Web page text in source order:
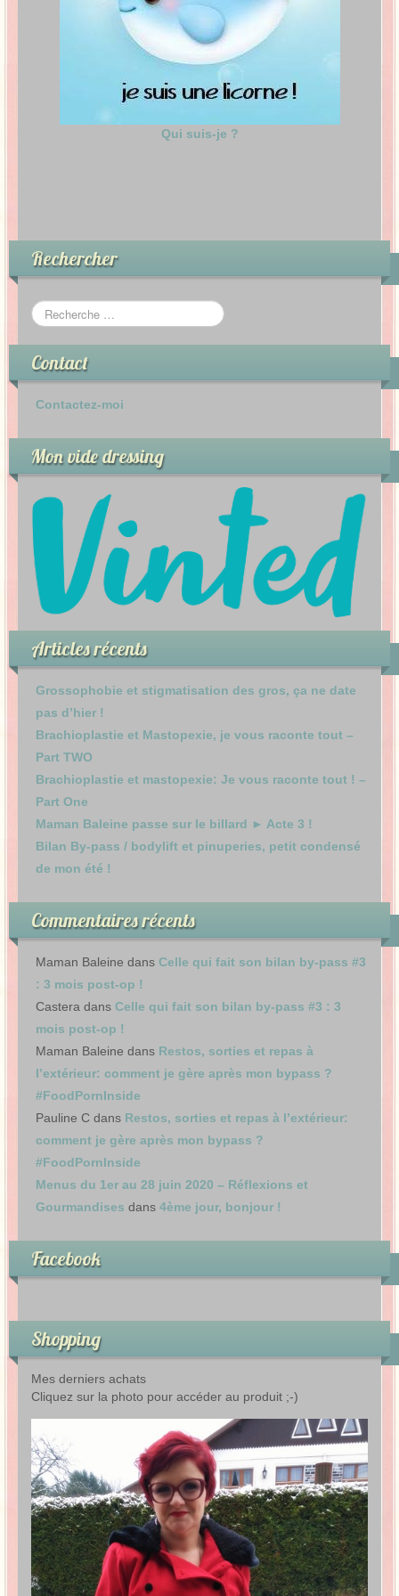
Qui suis-je ?
Rechercher
Contact
Contactez-moi
Mon vide dressing
Articles récents
Grossophobie et stigmatisation des gros, ça ne date
pas d’hier !
Brachioplastie et Mastopexie, je vous raconte tout –
Part TWO
Brachioplastie et mastopexie: Je vous raconte tout ! –
Part One
Maman Baleine passe sur le billard ► Acte 3 !
Bilan By-pass / bodylift et pinuperies, petit condensé
de mon été !
Commentaires récents
Maman Baleine dans Celle qui fait son bilan by-pass #3
: 3 mois post-op !
Castera dans Celle qui fait son bilan by-pass #3 : 3
mois post-op !
Maman Baleine dans Restos, sorties et repas à
l’extérieur: comment je gère après mon bypass ?
#FoodPornInside
Pauline C dans Restos, sorties et repas à l’extérieur:
comment je gère après mon bypass ?
#FoodPornInside
Menus du 1er au 28 juin 2020 – Réflexions et
Gourmandises dans 4ème jour, bonjour !
Facebook
Shopping
Mes derniers achats
Cliquez sur la photo pour accéder au produit ;-)